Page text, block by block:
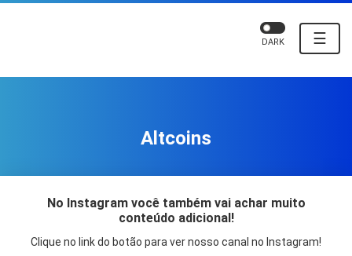
☰
DARK
Altcoins
No Instagram você também vai achar muito
conteúdo adicional!
Clique no link do botão para ver nosso canal no Instagram!